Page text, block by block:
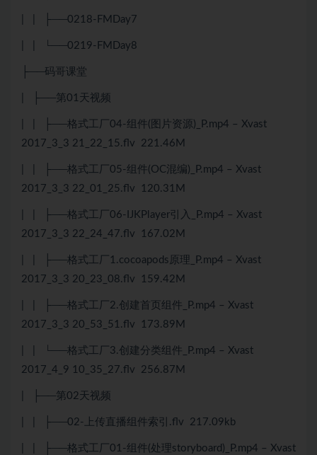
| | ├──0218-FMDay7
| | └──0219-FMDay8
├──码哥课堂
| ├──第01天视频
| | ├──格式工厂04-组件(图片资源)_P.mp4 – Xvast
2017_3_3 21_22_15.flv 221.46M
| | ├──格式工厂05-组件(OC混编)_P.mp4 – Xvast
2017_3_3 22_01_25.flv 120.31M
| | ├──格式工厂06-IJKPlayer引入_P.mp4 – Xvast
2017_3_3 22_24_47.flv 167.02M
| | ├──格式工厂1.cocoapods原理_P.mp4 – Xvast
2017_3_3 20_23_08.flv 159.42M
| | ├──格式工厂2.创建首页组件_P.mp4 – Xvast
2017_3_3 20_53_51.flv 173.89M
| | └──格式工厂3.创建分类组件_P.mp4 – Xvast
2017_4_9 10_35_27.flv 256.87M
| ├──第02天视频
| | ├──02-上传直播组件索引.flv 217.09kb
| | ├──格式工厂01-组件(处理storyboard)_P.mp4 – Xvast